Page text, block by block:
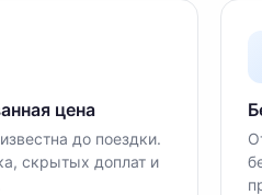
цена
до поездки.
скрытых доплат и